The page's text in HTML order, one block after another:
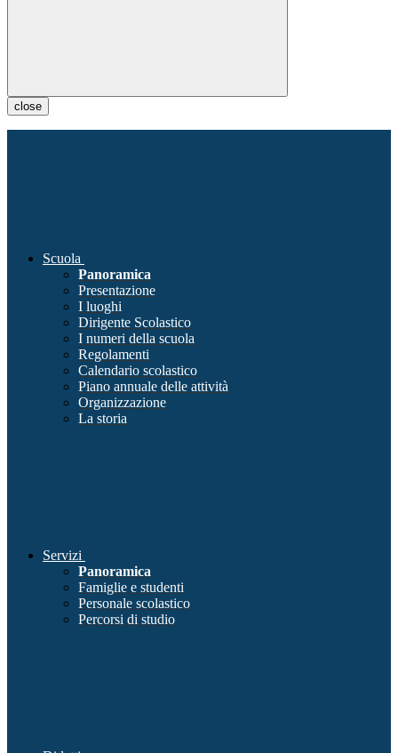
close
Scuola
Panoramica
Presentazione
I luoghi
Dirigente Scolastico
I numeri della scuola
Regolamenti
Calendario scolastico
Piano annuale delle attività
Organizzazione
La storia
Servizi
Panoramica
Famiglie e studenti
Personale scolastico
Percorsi di studio